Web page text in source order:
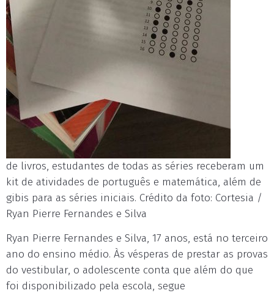
de livros, estudantes de todas as séries receberam um
kit de atividades de português e matemática, além de
gibis para as séries iniciais. Crédito da foto: Cortesia /
Ryan Pierre Fernandes e Silva
Ryan Pierre Fernandes e Silva, 17 anos, está no terceiro
ano do ensino médio. Às vésperas de prestar as provas
do vestibular, o adolescente conta que além do que
foi disponibilizado pela escola, segue